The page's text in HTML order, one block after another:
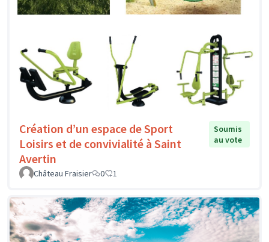
Création d’un espace de Sport
Loisirs et de convivialité à Saint
Avertin
Soumis
au vote
Château Fraisier 0 1